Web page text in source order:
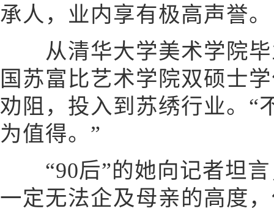
承人，业内享有极高声誉。
从清华大学美术学院毕
国苏富比艺术学院双硕士
劝阻，投入到苏绣行业。“
为值得。”
“90后”的她向记者坦言
一定无法企及母亲的高度